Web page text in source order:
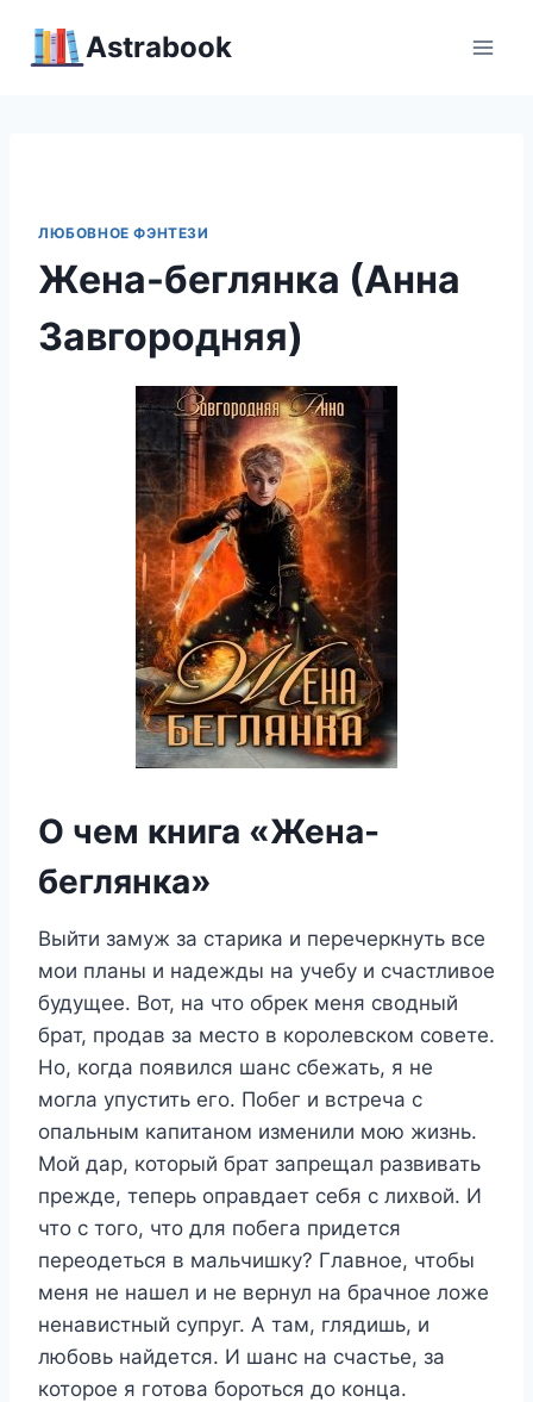
Аstrabook
ЛЮБОВНОЕ ФЭНТЕЗИ
Жена-беглянка (Анна
Завгородняя)
О чем книга «Жена-
беглянка»
Выйти замуж за старика и перечеркнуть все
мои планы и надежды на учебу и счастливое
будущее. Вот, на что обрек меня сводный
брат, продав за место в королевском совете.
Но, когда появился шанс сбежать, я не
могла упустить его. Побег и встреча с
опальным капитаном изменили мою жизнь.
Мой дар, который брат запрещал развивать
прежде, теперь оправдает себя с лихвой. И
что с того, что для побега придется
переодеться в мальчишку? Главное, чтобы
меня не нашел и не вернул на брачное ложе
ненавистный супруг. А там, глядишь, и
любовь найдется. И шанс на счастье, за
которое я готова бороться до конца.